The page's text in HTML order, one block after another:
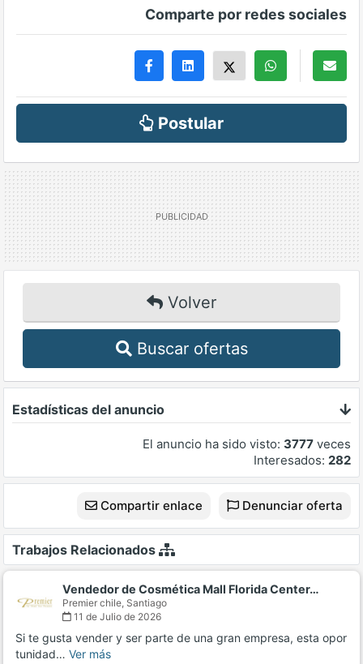
Comparte por redes sociales
Postular
Volver
Buscar ofertas
Estadísticas del anuncio
El anuncio ha sido visto: 3777 veces
Interesados: 282
Compartir enlace Denunciar oferta
Trabajos Relacionados
Vendedor de Cosmética Mall Florida Center…
Premier chile, Santiago
11 de Julio de 2026
Si te gusta vender y ser parte de una gran empresa, esta opor
tunidad… Ver más